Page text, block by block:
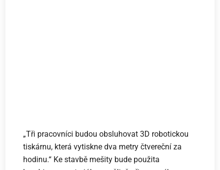
„Tři pracovníci budou obsluhovat 3D robotickou
tiskárnu, která vytiskne dva metry čtvereční za
hodinu.“ Ke stavbě mešity bude použita